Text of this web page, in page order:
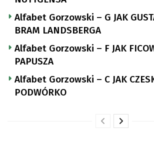
Alfabet Gorzowski – G JAK
BRAM LANDSBERGA
Alfabet Gorzowski – F JAK
PAPUSZA
Alfabet Gorzowski – C JAK
PODWÓRKO